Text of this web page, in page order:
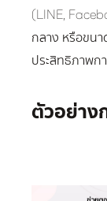
(LINE,
กลาง หรือขนา
ประสิทธิภาพก
ตัวอย่าง